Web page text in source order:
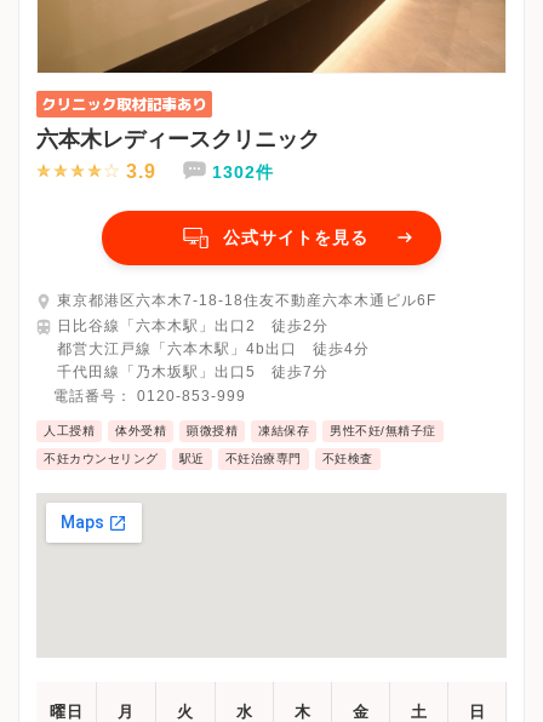
六本木レディースクリニック
3.9 1302件
公式サイトを見る
東京都港区六本木7-18-18住友不動産六本木通ビル6F
日比谷線「六本木駅」出口2 徒歩2分
都営大江戸線「六本木駅」4b出口 徒歩4分
千代田線「乃木坂駅」出口5 徒歩7分
電話番号： 0120-853-999
人工授精 体外受精 顕微授精 凍結保存 男性不妊/無精子症
不妊カウンセリング 駅近 不妊治療専門 不妊検査
曜日 月 火 水 木 金 土 日